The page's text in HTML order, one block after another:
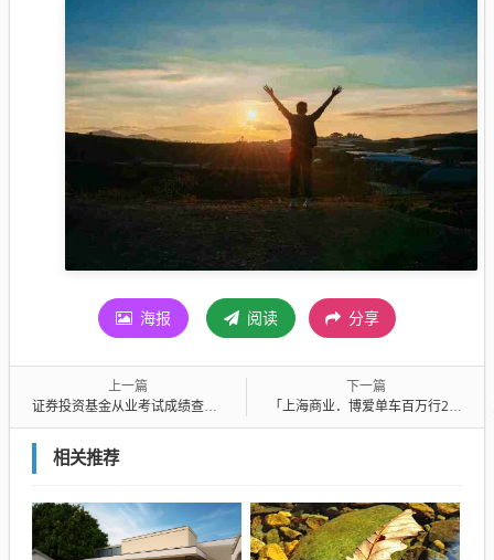
海报 阅读 分享
上一篇
证券投资基金从业考试成绩查询，基金从业成绩查询官网在哪
下一篇
「上海商业．博爱单车百万行2026」记者招待会
相关推荐